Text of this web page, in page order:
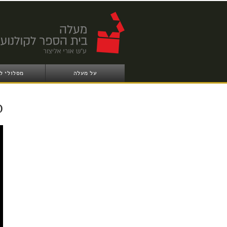
על מעלה מסלולי